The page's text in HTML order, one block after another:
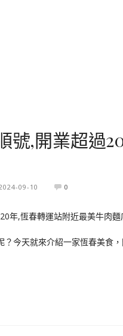
號,開業超過
09-10 0
？今天就來介紹一家恆春美食